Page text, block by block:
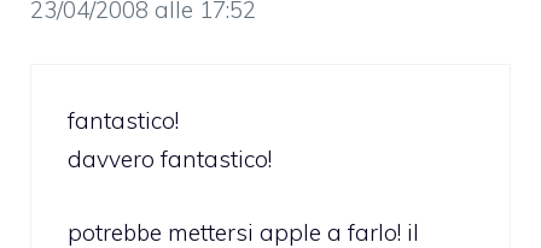
23/04/2008 alle 17:52
fantastico!
davvero fantastico!
potrebbe mettersi apple a farlo! il